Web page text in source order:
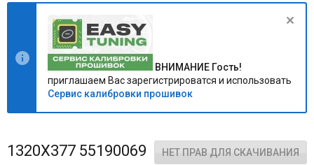
ВНИМАНИЕ Гость!
приглашаем Вас зарегистрироватся и использовать
Сервис калибровки прошивок
1320X377 55190069 НЕТ ПРАВ ДЛЯ СКАЧИВАНИЯ